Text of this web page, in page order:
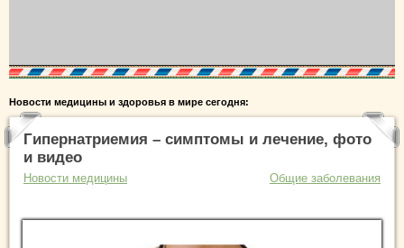
Новости медицины и здоровья в мире сегодня:
Гипернатриемия – симптомы и лечение, фото
и видео
Новости медицины Общие заболевания